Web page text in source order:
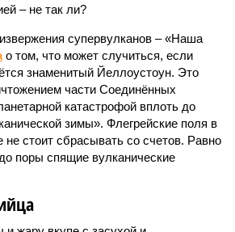
– не так ли?
супервулканов – «Наша
о том, что может случиться, если
знаменитый Йеллоустоун. Это
части Соединённых
катастрофой вплоть до
зимы». Флегрейские поля в
не стоит сбрасывать со счетов. Равно
поры спящие вулканические